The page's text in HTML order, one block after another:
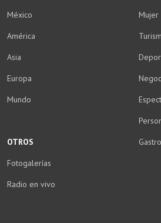
México
América
Asia
Europa
Mundo
Mujer
OTROS
Fotogalerías
Radio en vivo